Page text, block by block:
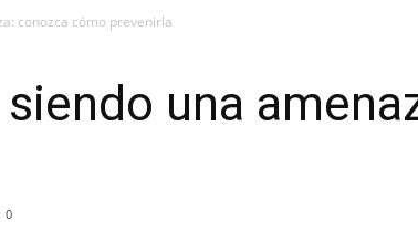
conozca cómo prevenirla
una
0